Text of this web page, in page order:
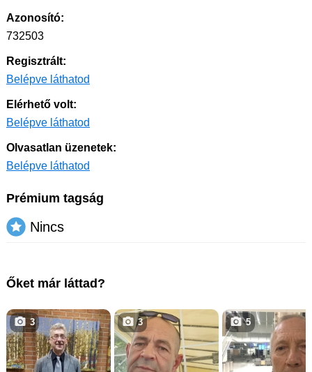
Azonosító:
732503
Regisztrált:
Belépve láthatod
Elérhető volt:
Belépve láthatod
Olvasatlan üzenetek:
Belépve láthatod
Prémium tagság
Nincs
Őket már láttad?
3 3 5